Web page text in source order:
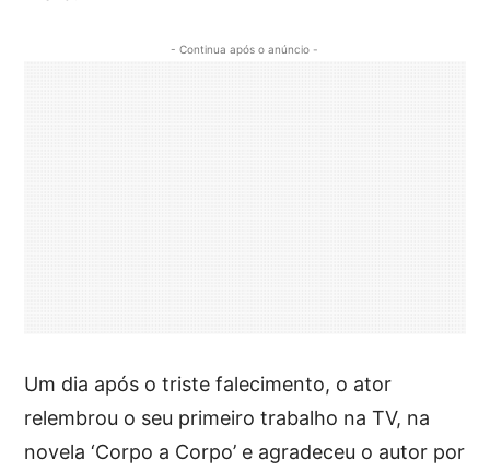
- Continua após o anúncio -
Um dia após o triste falecimento, o ator
relembrou o seu primeiro trabalho na TV, na
novela ‘Corpo a Corpo’ e agradeceu o autor por